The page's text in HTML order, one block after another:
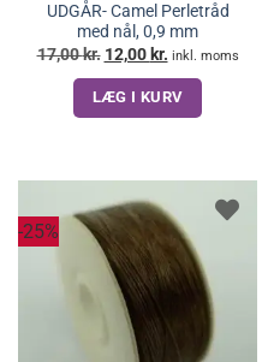
UDGÅR- Camel Perletråd
med nål, 0,9 mm
17,00kr. Den
oprindelige
pris
var:
17,00 kr..
12,00kr. Den
aktuelle
pris
er:
12,00 kr..
inkl. moms
LÆG I KURV
-25%